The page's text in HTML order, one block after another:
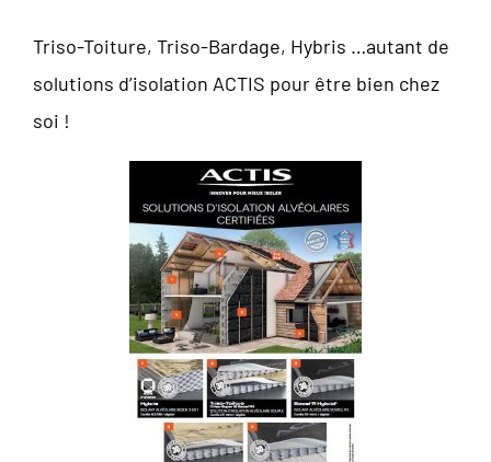
Triso-Toiture, Triso-Bardage, Hybris …autant de
solutions d’isolation ACTIS pour être bien chez
soi !